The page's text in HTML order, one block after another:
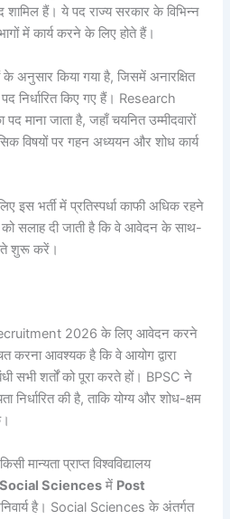
शामिल हैं। ये पद राज्य सरकार के विभिन्न
में कार्य करने के लिए होते हैं।
अनुसार किया गया है, जिसमें अनारक्षित
निर्धारित किए गए हैं। Research
माना जाता है, जहाँ चयनित उम्मीदवारों
विषयों पर गहन अध्ययन और शोध कार्य
इस भर्ती में प्रतिस्पर्धा काफी अधिक रहने
को सलाह दी जाती है कि वे आवेदन के साथ-
शुरू करें।
2026 के लिए आवेदन करने
करना आवश्यक है कि वे आयोग द्वारा
सभी शर्तों को पूरा करते हों। BPSC ने
निर्धारित की है, ताकि योग्य और शोध-क्षम
मान्यता प्राप्त विश्वविद्यालय
Sciences में Post
है। Social Sciences के अंतर्गत